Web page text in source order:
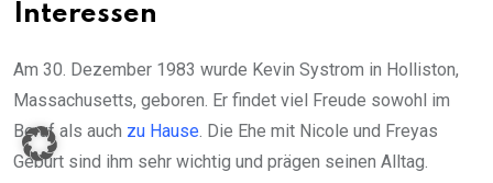
Interessen
Am 30. Dezember 1983 wurde Kevin Systrom in Holliston,
Massachusetts, geboren. Er findet viel Freude sowohl im
Beruf als auch zu Hause. Die Ehe mit Nicole und Freyas
Geburt sind ihm sehr wichtig und prägen seinen Alltag.